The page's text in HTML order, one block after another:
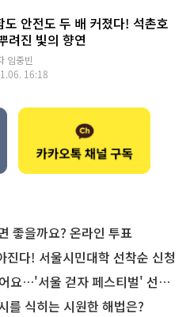
도 안전도 두 배 커졌다! 석촌호
려진 빛의 향연
임중빈
16:18
좋을까요? 온라인 투표
진다! 서울시민대학 선착순 신청
울 걷자 페스티벌' 선착순 5천명
를 식히는 시원한 해법은?